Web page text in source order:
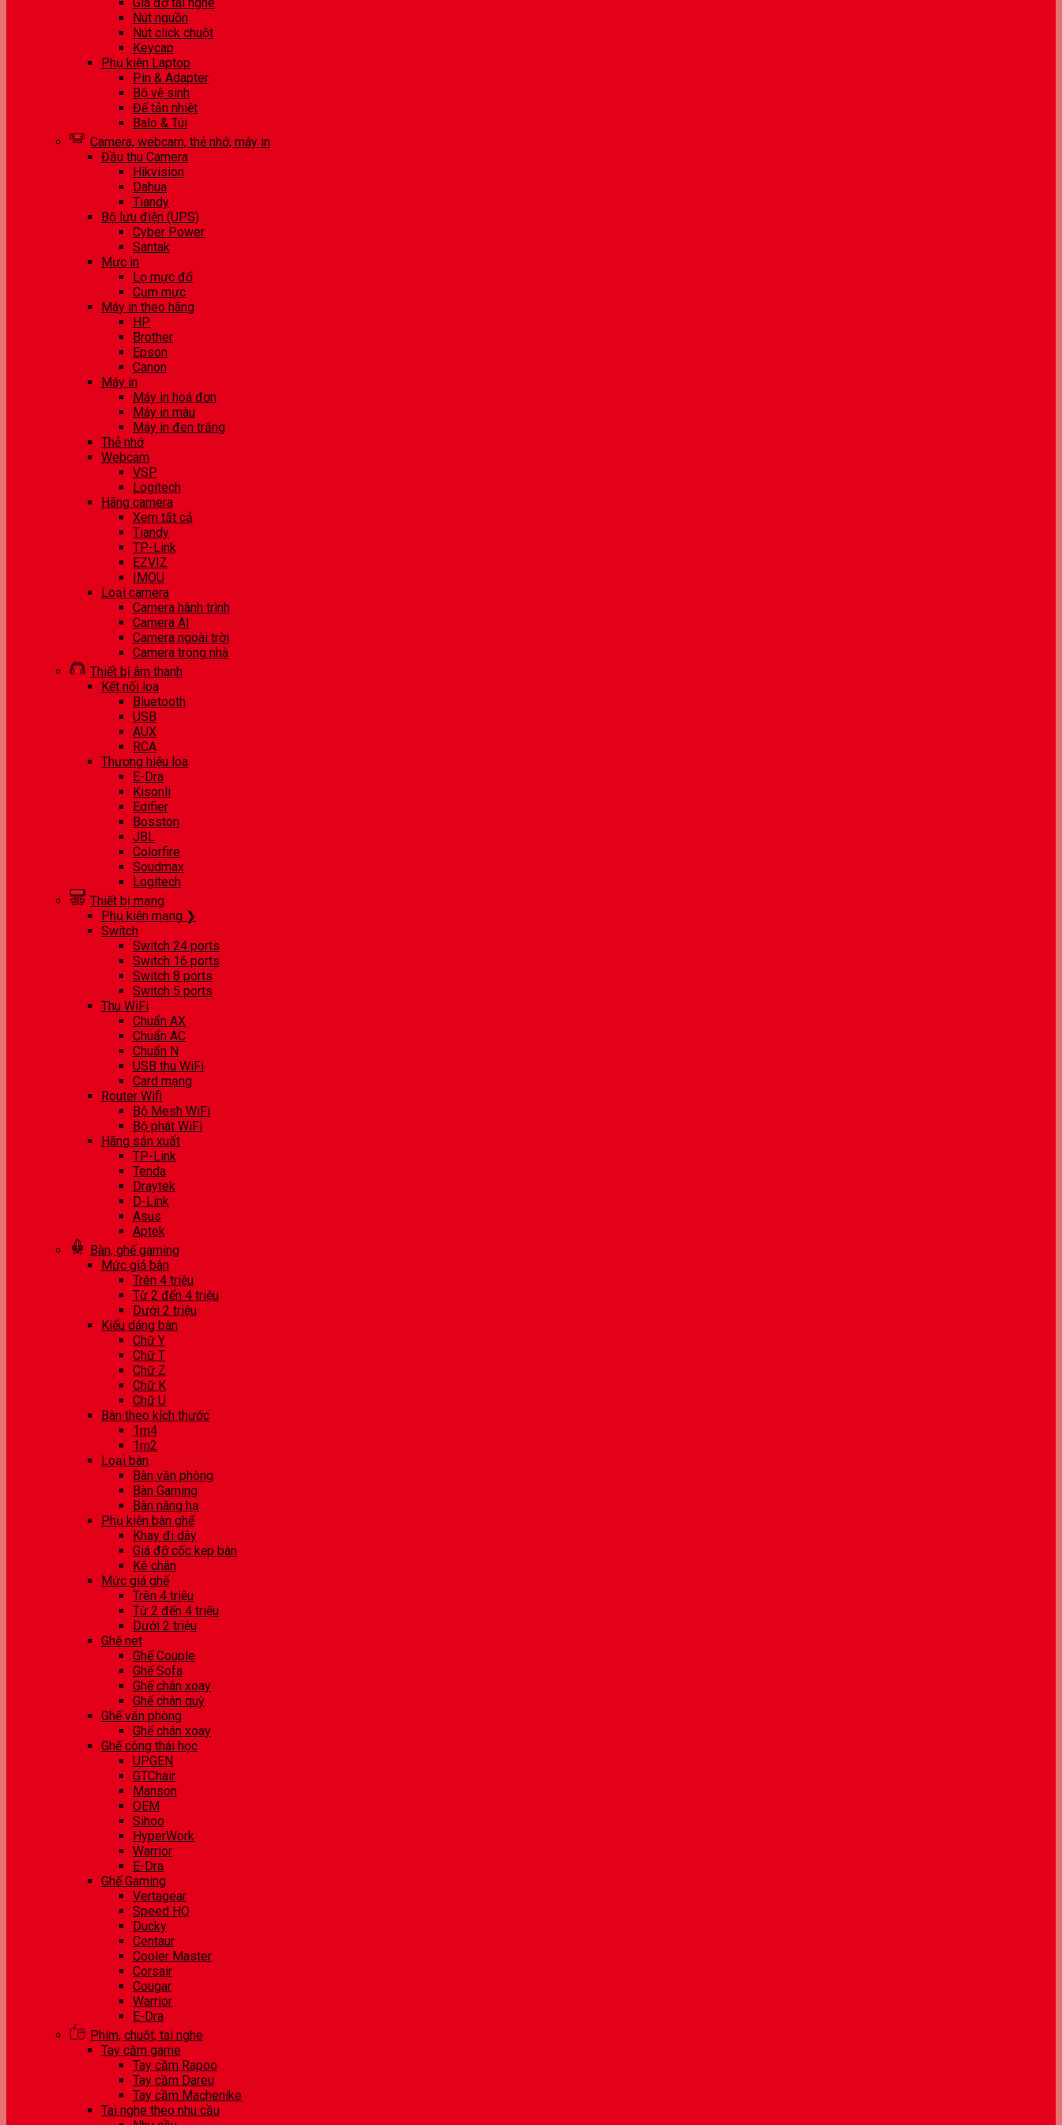
Nút nguồn
Nút click chuột
Keycap
Phụ kiện Laptop
Pin & Adapter
Bộ vệ sinh
Đế tản nhiệt
Balo & Túi
Camera, webcam, thẻ nhớ, máy in
Đầu thu Camera
Hikvision
Dahua
Tiandy
Bộ lưu điện (UPS)
Cyber Power
Santak
Mực in
Lọ mực đổ
Cụm mực
Máy in theo hãng
HP
Brother
Epson
Canon
Máy in
Máy in hoá đơn
Máy in màu
Máy in đen trắng
Thẻ nhớ
Webcam
VSP
Logitech
Hãng camera
Xem tất cả
Tiandy
TP-Link
EZVIZ
IMOU
Loại camera
Camera hành trình
Camera AI
Camera ngoài trời
Camera trong nhà
Thiết bị âm thanh
Kết nối loa
Bluetooth
USB
AUX
RCA
Thương hiệu loa
E-Dra
Kisonli
Edifier
Bosston
JBL
Colorfire
Soudmax
Logitech
Thiết bị mạng
Phụ kiện mạng ❯
Switch
Switch 24 ports
Switch 16 ports
Switch 8 ports
Switch 5 ports
Thu WiFi
Chuẩn AX
Chuẩn AC
Chuẩn N
USB thu WiFi
Card mạng
Router Wifi
Bộ Mesh WiFi
Bộ phát WiFi
Hãng sản xuất
TP-Link
Tenda
Draytek
D-Link
Asus
Aptek
Bàn, ghế gaming
Mức giá bàn
Trên 4 triệu
Từ 2 đến 4 triệu
Dưới 2 triệu
Kiểu dáng bàn
Chữ Y
Chữ T
Chữ Z
Chữ K
Chữ U
Bàn theo kích thước
1m4
1m2
Loại bàn
Bàn văn phòng
Bàn Gaming
Bàn nâng hạ
Phụ kiện bàn ghế
Khay đi dây
Giá đỡ cốc kẹp bàn
Kê chân
Mức giá ghế
Trên 4 triệu
Từ 2 đến 4 triệu
Dưới 2 triệu
Ghế net
Ghế Couple
Ghế Sofa
Ghế chân xoay
Ghế chân quỳ
Ghế văn phòng
Ghế chân xoay
Ghế công thái học
UPGEN
GTChair
Manson
OEM
Sihoo
HyperWork
Warrior
E-Dra
Ghế Gaming
Vertagear
Speed HQ
Ducky
Centaur
Cooler Master
Corsair
Cougar
Warrior
E-Dra
Phím, chuột, tai nghe
Tay cầm game
Tay cầm Rapoo
Tay cầm Dareu
Tay cầm Machenike
Tai nghe theo nhu cầu